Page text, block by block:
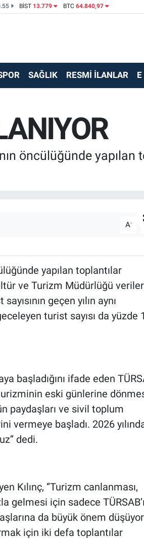
BİST 13.779 BTC 64.840,97
SAĞLIK RESMİ İLANLAR
öncülüğünde
A-
yapılan toplantılar
ve Turizm Müdürlüğü
geçen yılın aynı
turist sayısı da yüzde 1
başladığını ifade eden
turizminin eski günlerine
paydaşları ve sivil toplum
vermeye başladı. 2026
dedi.
Kılınç, ‘’Turizm canlanması,
gelmesi için sadece
da büyük önem
için iki defa toplantılar